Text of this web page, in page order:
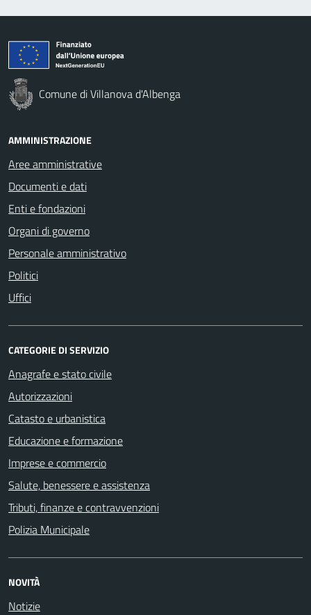
Comune di Villanova d'Albenga
AMMINISTRAZIONE
Aree amministrative
Documenti e dati
Enti e fondazioni
Organi di governo
Personale amministrativo
Politici
Uffici
CATEGORIE DI SERVIZIO
Anagrafe e stato civile
Autorizzazioni
Catasto e urbanistica
Educazione e formazione
Imprese e commercio
Salute, benessere e assistenza
Tributi, finanze e contravvenzioni
Polizia Municipale
NOVITÀ
Notizie